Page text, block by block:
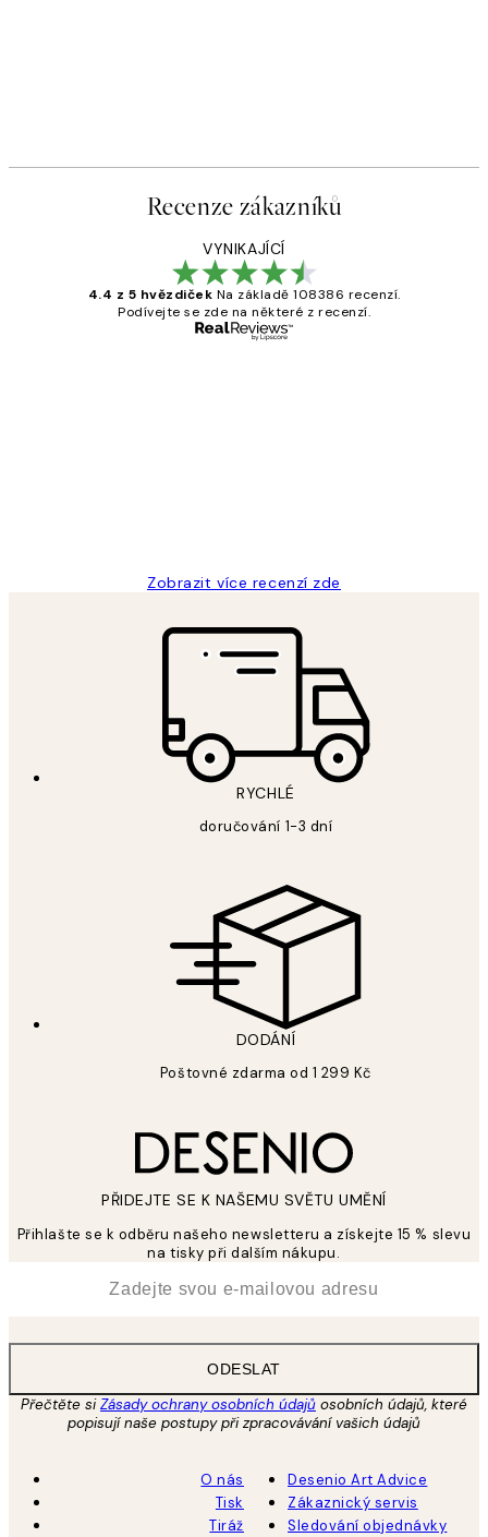
Recenze zákazníků
VYNIKAJÍCÍ
4.4 z 5 hvězdiček Na základě 108386 recenzí.
Podívejte se zde na některé z recenzí.
Zobrazit více recenzí zde
RYCHLÉ
doručování 1-3 dní
DODÁNÍ
Poštovné zdarma od 1 299 Kč
PŘIDEJTE SE K NAŠEMU SVĚTU UMĚNÍ
Přihlašte se k odběru našeho newsletteru a získejte 15 % slevu
na tisky při dalším nákupu.
ODESLAT
Přečtěte siZásady ochrany osobních údajů osobních údajů, které
popisují naše postupy při zpracovávání vašich údajů
O nás
Tisk
Tiráž
Desenio Art Advice
Zákaznický servis
Sledování objednávky